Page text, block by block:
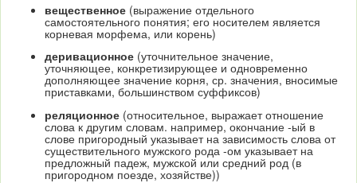
вещественное (выражение отдельного
самостоятельного понятия; его носителем является
корневая морфема, или корень)
деривационное (уточнительное значение,
уточняющее, конкретизирующее и одновременно
дополняющее значение корня, ср. значения, вносимые
приставками, большинством суффиксов)
реляционное (относительное, выражает отношение
слова к другим словам. например, окончание -ый в
слове пригородный указывает на зависимость слова от
существительного мужского рода -ом указывает на
предложный падеж, мужской или средний род (в
пригородном поезде, хозяйстве))